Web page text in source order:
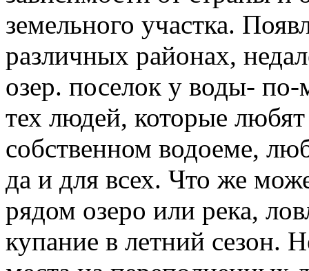
земельного участка.
различных районах,
озер. поселок у воды-
тех людей, которые
собственном водоеме,
да и для всех. Что же
рядом озеро или река,
купание в летний сезон.